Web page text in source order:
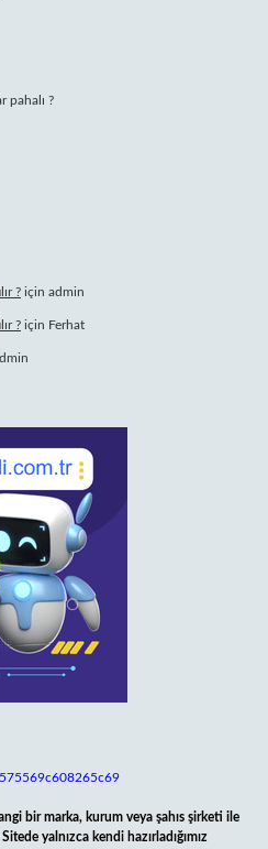
pahalı ?
? için admin
? için Ferhat
bir marka, kurum veya şahıs şirketi ile
yalnızca kendi hazırladığımız